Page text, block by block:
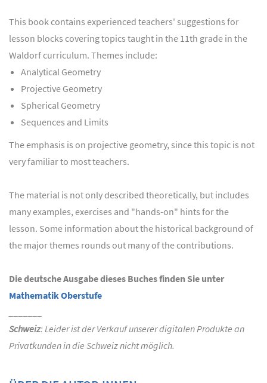
This book contains experienced teachers' suggestions for
lesson blocks covering topics taught in the 11th grade in the
Waldorf curriculum. Themes include:
Analytical Geometry
Projective Geometry
Spherical Geometry
Sequences and Limits
The emphasis is on projective geometry, since this topic is not
very familiar to most teachers.
The material is not only described theoretically, but includes
many examples, exercises and "hands-on" hints for the
lesson. Some information about the historical background of
the major themes rounds out many of the contributions.
Die deutsche Ausgabe dieses Buches finden Sie unter
Mathematik Oberstufe
Schweiz: Leider ist der Verkauf unserer digitalen Produkte an
Privatkunden in die Schweiz nicht möglich.